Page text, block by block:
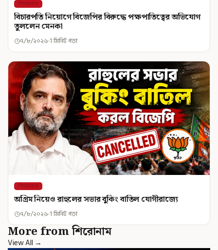
শিরোনাম
বিচারপতি নিয়োগে বিজেপির বিরুদ্ধে পক্ষপাতিত্বের অভিযোগ
তুললেন মেনকা
৭/৮/২০২৬ 1 মিনিট পড়া
শিরোনাম
অগ্রিম নিয়েও রাহুলের সভার বুকিং বাতিল যোগীরাজ্যে
৭/৮/২০২৬ 1 মিনিট পড়া
More from শিরোনাম
View All →